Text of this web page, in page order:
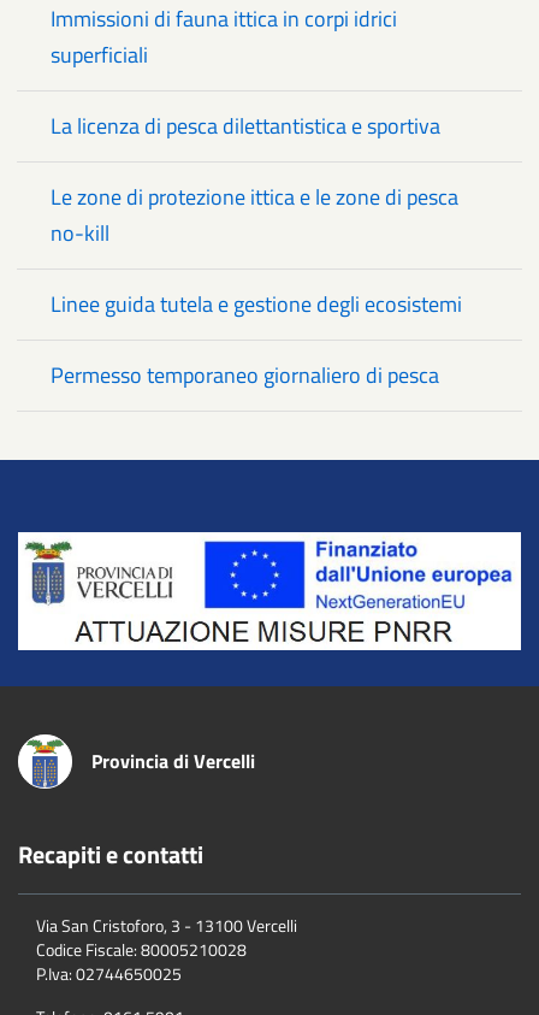
Immissioni di fauna ittica in corpi idrici
superficiali
La licenza di pesca dilettantistica e sportiva
Le zone di protezione ittica e le zone di pesca
no-kill
Linee guida tutela e gestione degli ecosistemi
Permesso temporaneo giornaliero di pesca
Title
Provincia di Vercelli
Recapiti e contatti
Via San Cristoforo, 3 - 13100 Vercelli
Codice Fiscale:80005210028
P.Iva:02744650025